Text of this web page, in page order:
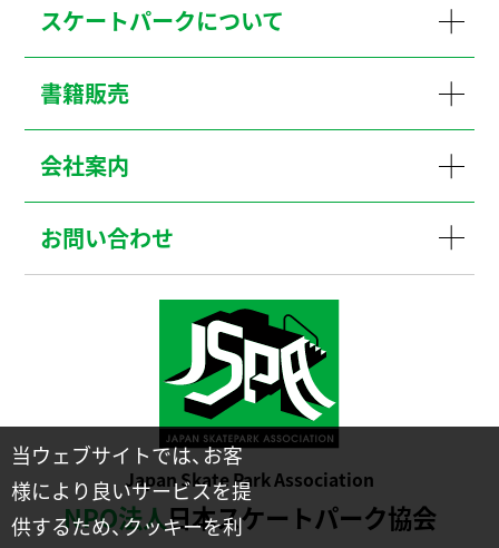
Japan Skate Park Association
NPO法人日本スケートパーク協会
スケートパークについて
書籍販売
会社案内
お問い合わせ
当ウェブサイトでは、お客
様により良いサービスを提
供するため、クッキーを利